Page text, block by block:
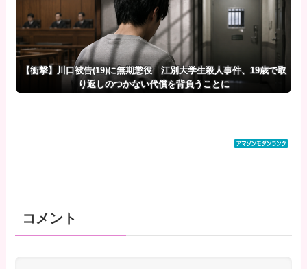
【衝撃】川口被告(19)に無期懲役 江別大学生殺人事件、19歳で取
り返しのつかない代償を背負うことに
コメント